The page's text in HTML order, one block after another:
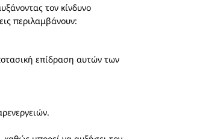
τον κίνδυνο
περιλαμβάνουν:
επίδραση αυτών των